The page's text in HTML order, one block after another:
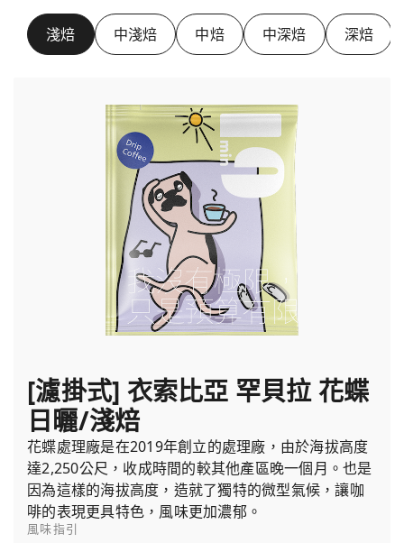
淺焙 中淺焙 中焙 中深焙 深焙
[濾掛式] 衣索比亞 罕貝拉 花蝶
日曬/淺焙
花蝶處理廠是在2019年創立的處理廠，由於海拔高度
達2,250公尺，收成時間的較其他產區晚一個月。也是
因為這樣的海拔高度，造就了獨特的微型氣候，讓咖
啡的表現更具特色，風味更加濃郁。
風味指引